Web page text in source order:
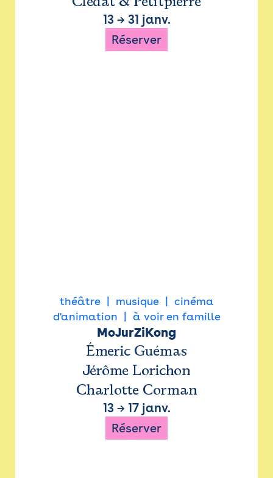
13→ 31 janv.
Réserver
théâtre musique
cinéma
d'animation
à voir en famille
MoJurZiKong
Émeric Guémas
Jérôme Lorichon
Charlotte Corman
13→ 17 janv.
Réserver